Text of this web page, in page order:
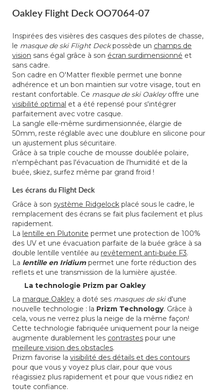
Oakley Flight Deck OO7064-07
Inspirées des visières des casques des pilotes de chasse,
le masque de ski Flight Deckpossède un champs de
vision sans égal grâce à son écran surdimensionné et
sans cadre.
Son cadre en O'Matter flexible permet une bonne
adhérence et un bon maintien sur votre visage, tout en
restant confortable. Ce masque de ski Oakleyoffre une
visibilité optimal et a été repensé pour s'intégrer
parfaitement avec votre casque.
La sangle elle-même surdimensionnée, élargie de
50mm, reste réglable avec une doublure en silicone pour
un ajustement plus sécuritaire.
Grâce à sa triple couche de mousse doublée polaire,
n'empêchant pas l'évacuation de l'humidité et de la
buée, skiez, surfez même par grand froid !
Les écrans du Flight Deck
Grâce à son système Ridgelock placé sous le cadre, le
remplacement des écrans se fait plus facilement et plus
rapidement.
La lentille en Plutonite permet une protection de 100%
des UV et une évacuation parfaite de la buée grâce à sa
double lentille ventilée au revêtement anti-buée F3.
La lentille en Iridium permet une forte réduction des
reflets et une transmission de la lumière ajustée.
La technologie Prizm par Oakley
La marque Oakley a doté ses masques de skid'une
nouvelle technologie : la Prizm Technology. Grâce à
cela, vous ne verrez plus la neige de la même façon!
Cette technologie fabriquée uniquement pour la neige
augmente durablement les contrastes pour une
meilleure vision des obstacles.
Prizm favorise la visibilité des détails et des contours
pour que vous y voyez plus clair, pour que vous
réagissiez plus rapidement et pour que vous ridiez en
toute confiance.